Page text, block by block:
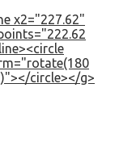
x2="227.62"
circle></g>